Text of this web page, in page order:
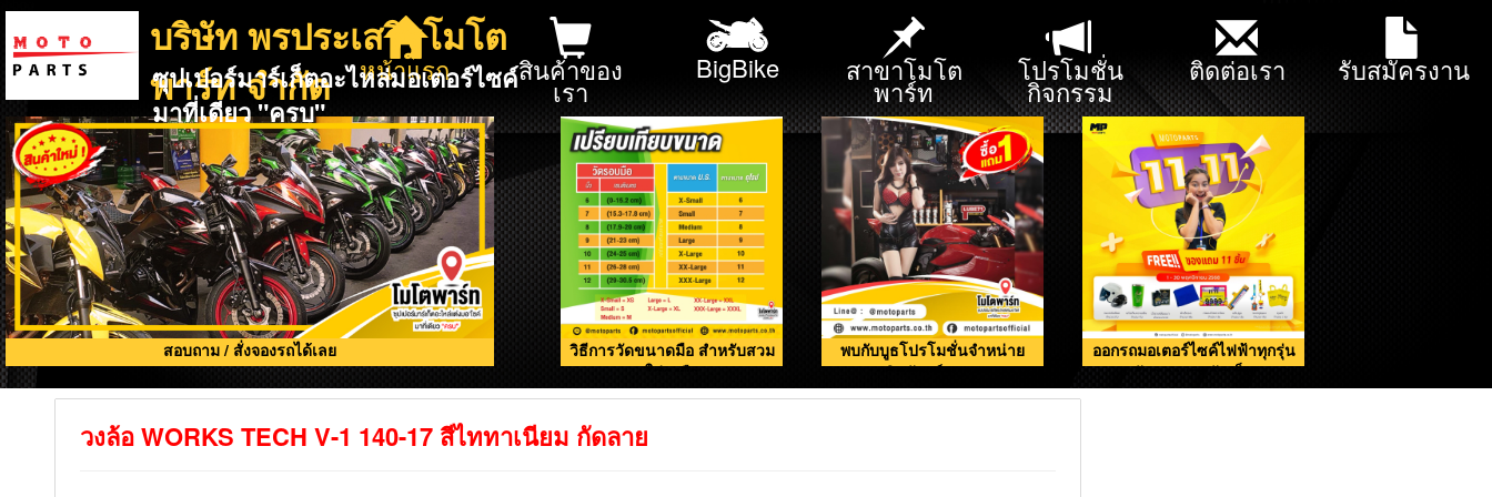
บริษัท พรประเสริฐโมโต
พาร์ท จำกัด
ซุปเปอร์มาร์เก็ตอะไหล่มอเตอร์ไซค์
มาที่เดียว "ครบ"
หน้าแรก สินค้าของ
เรา
BigBike สาขาโมโต
พาร์ท
โปรโมชั่น
กิจกรรม
ติดต่อเรา รับสมัครงาน
สอบถาม / สั่งจองรถได้เลย
วิธีการวัดขนาดมือ สำหรับสวม
ใส่ถุงมือ
พบกับบูธโปรโมชั่นจำหน่าย
ผลิตภัณฑ์ดูแลรถ
ออกรถมอเตอร์ไซค์ไฟฟ้าทุกรุ่น
รับของแถมจัดเต็ม
วงล้อ WORKS TECH V-1 140-17 สีไททาเนียม กัดลาย